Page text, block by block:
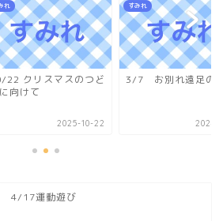
れ
22 クリスマスのつど
向けて
2025-10-22
すみれ
3/7 お別れ遠足の
2024-
4/17運動遊び